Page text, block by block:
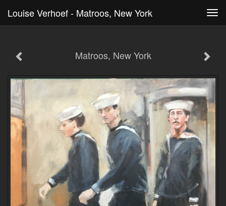
Louise Verhoef - Matroos, New York
Matroos, New York